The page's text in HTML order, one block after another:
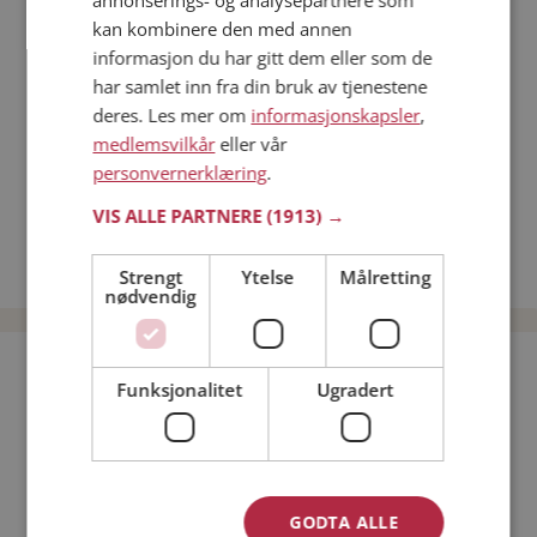
Dating på mobilen
Dating på Møteplassen
Kvinner fra Tana
Menn fra Tana
Date menn i Norge
Bli medlem gratis!
Kvinne
kan kombinere den med annen
informasjon du har gitt dem eller som de
har samlet inn fra din bruk av tjenestene
deres. Les mer om informasjonskapsler,
medlemsvilkåreller vår
personvernerklæring.
VIS ALLE PARTNERE(1913) →
Strengt
nødvendig
Ytelse Målretting
Funksjonalitet Ugradert
GODTA ALLE